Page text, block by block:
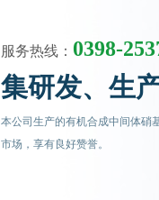
服务热线： 0398-
集研发、生
本公司生产的有机合成中间体硝
市场，享有良好赞誉。